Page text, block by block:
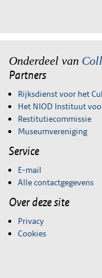
Onderdeel van
Partners
Rijksdienst voor het
Het NIOD Instituut
Restitutiecommissie
Museumvereniging
Service
E-mail
Alle contactgegevens
Over deze site
Privacy
Cookies